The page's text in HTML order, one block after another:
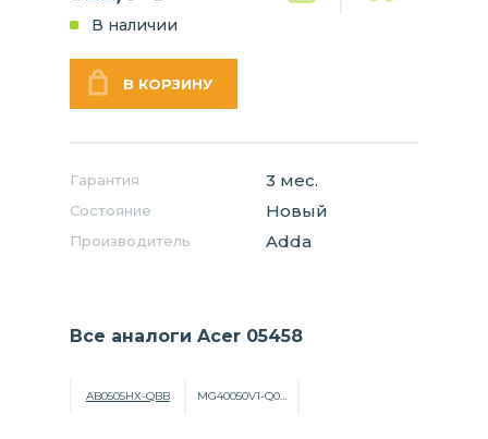
В наличии
Гарантия 3 мес.
Состояние Новый
Производитель Adda
Все аналоги Acer 05458
AB0505HX-QBB MG40050V1-Q010-S9A